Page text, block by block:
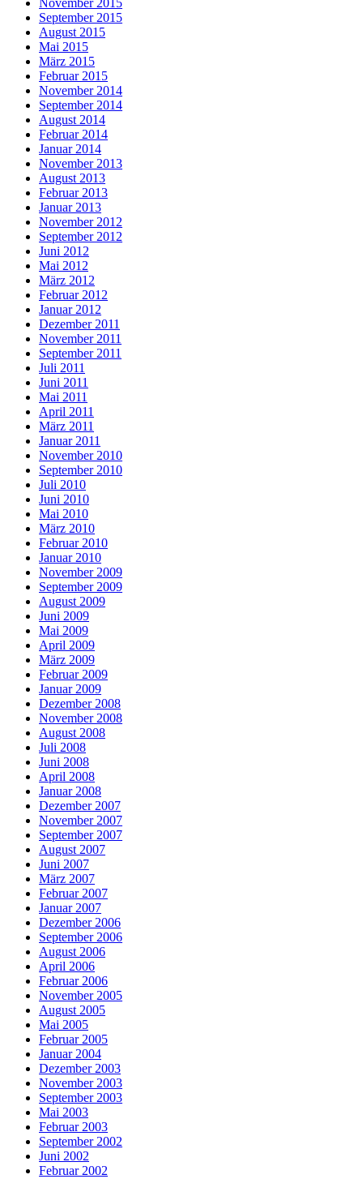
November 2015
September 2015
August 2015
Mai 2015
März 2015
Februar 2015
November 2014
September 2014
August 2014
Februar 2014
Januar 2014
November 2013
August 2013
Februar 2013
Januar 2013
November 2012
September 2012
Juni 2012
Mai 2012
März 2012
Februar 2012
Januar 2012
Dezember 2011
November 2011
September 2011
Juli 2011
Juni 2011
Mai 2011
April 2011
März 2011
Januar 2011
November 2010
September 2010
Juli 2010
Juni 2010
Mai 2010
März 2010
Februar 2010
Januar 2010
November 2009
September 2009
August 2009
Juni 2009
Mai 2009
April 2009
März 2009
Februar 2009
Januar 2009
Dezember 2008
November 2008
August 2008
Juli 2008
Juni 2008
April 2008
Januar 2008
Dezember 2007
November 2007
September 2007
August 2007
Juni 2007
März 2007
Februar 2007
Januar 2007
Dezember 2006
September 2006
August 2006
April 2006
Februar 2006
November 2005
August 2005
Mai 2005
Februar 2005
Januar 2004
Dezember 2003
November 2003
September 2003
Mai 2003
Februar 2003
September 2002
Juni 2002
Februar 2002